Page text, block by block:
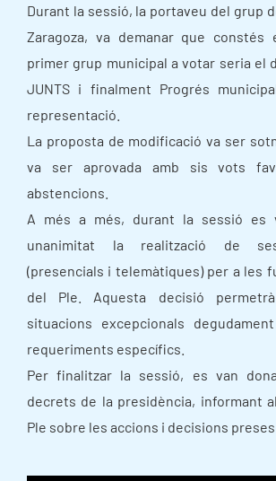
Durant la sessió, la portaveu del grup
Zaragoza, va demanar que
primer grup municipal a votar seria el
JUNTS i finalment Progrés
representació.
La proposta de modificació va ser
va ser aprovada amb sis vots
abstencions.
A més a més, durant la sessió es
unanimitat la realització de
(presencials i telemàtiques) per a les
del Ple. Aquesta decisió
situacions excepcionals
requeriments específics.
Per finalitzar la sessió, es van
decrets de la presidència, informant
Ple sobre les accions i decisions